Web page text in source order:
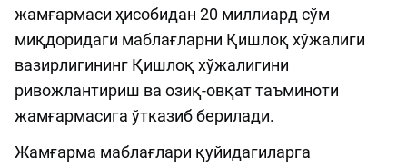
жамғармаси ҳисобидан 20 миллиард сўм
миқдоридаги маблағларни Қишлоқ хўжалиги
вазирлигининг Қишлоқ хўжалигини
ривожлантириш ва озиқ-овқат таъминоти
жамғармасига ўтказиб берилади.
Жамғарма маблағлари қуйидагиларга